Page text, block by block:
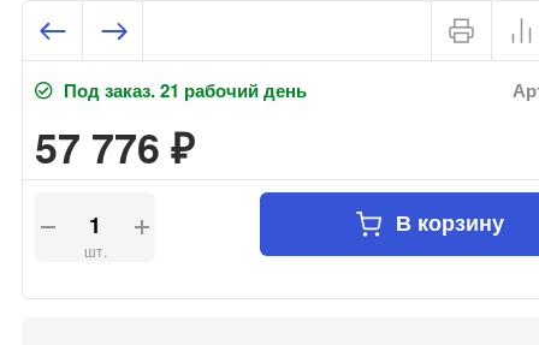
Под заказ. 21 рабочий день
57 776₽
шт.
В корзину